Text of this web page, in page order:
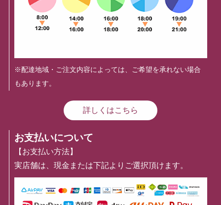
※配達地域・ご注文内容によっては、ご希望を承れない場合
もあります。
詳しくはこちら
お支払いについて
【お支払い方法】
実店舗は、現金または下記よりご選択頂けます。